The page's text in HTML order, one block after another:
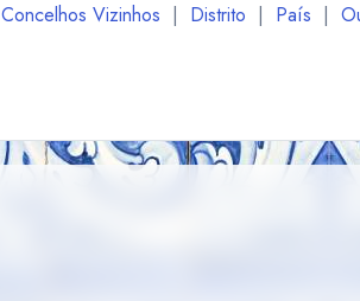
Concelhos Vizinhos | Distrito | País |